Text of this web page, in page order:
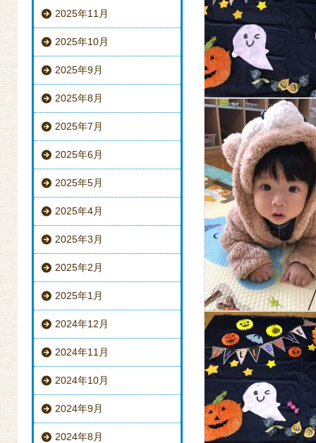
2025年11月
2025年10月
2025年9月
2025年8月
2025年7月
2025年6月
2025年5月
2025年4月
2025年3月
2025年2月
2025年1月
2024年12月
2024年11月
2024年10月
2024年9月
2024年8月